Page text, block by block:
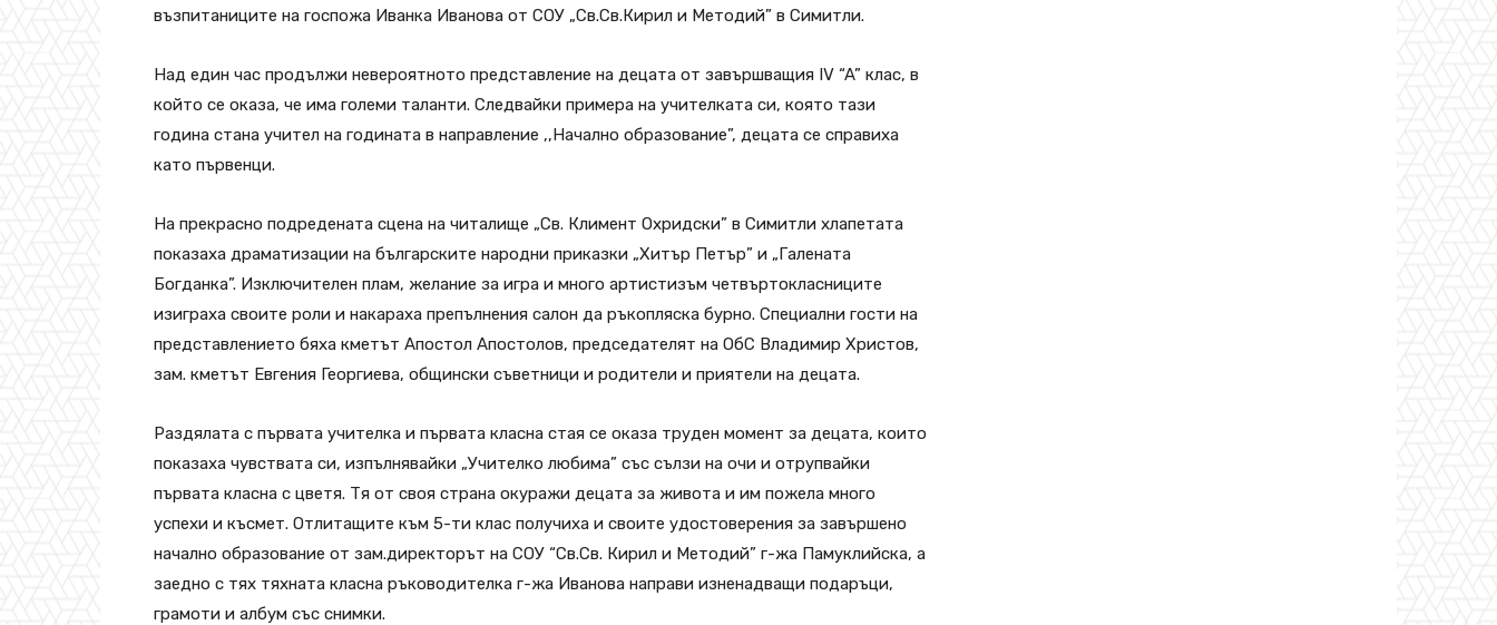
възпитаниците на госпожа Иванка Иванова от СОУ „Св.Св.Кирил и Методий” в Симитли.
Над един час продължи невероятното представление на децата от завършващия IV “A” клас, в
който се оказа, че има големи таланти. Следвайки примера на учителката си, която тази
година стана учител на годината в направление ,,Начално образование”, децата се справиха
като първенци.
На прекрасно подредената сцена на читалище „Св. Климент Охридски” в Симитли хлапетата
показаха драматизации на българските народни приказки „Хитър Петър” и „Галената
Богданка”. Изключителен плам, желание за игра и много артистизъм четвъртокласниците
изиграха своите роли и накараха препълнения салон да ръкопляска бурно. Специални гости на
представлението бяха кметът Апостол Апостолов, председателят на ОбС Владимир Христов,
зам. кметът Евгения Георгиева, общински съветници и родители и приятели на децата.
Раздялата с първата учителка и първата класна стая се оказа труден момент за децата, които
показаха чувствата си, изпълнявайки „Учителко любима” със сълзи на очи и отрупвайки
първата класна с цветя. Тя от своя страна окуражи децата за живота и им пожела много
успехи и късмет. Отлитащите към 5-ти клас получиха и своите удостоверения за завършено
начално образование от зам.директорът на СОУ “Св.Св. Кирил и Методий” г-жа Памуклийска, а
заедно с тях тяхната класна ръководителка г-жа Иванова направи изненадващи подаръци,
грамоти и албум със снимки.